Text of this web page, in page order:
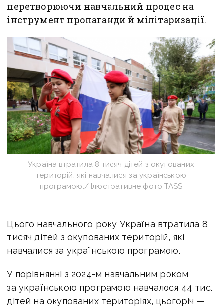
перетворюючи навчальний процес на
інструмент пропаганди й мілітаризації.
Україна втратила 8 тисяч дітей з окупованих
територій, які навчалися за українською
програмою./ Ілюстративне фото TASS
Цього навчального року Україна втратила 8
тисяч дітей з окупованих територій, які
навчалися за українською програмою.
У порівнянні з 2024-м навчальним роком
за українською програмою навчалося 44 тис.
дітей на окупованих територіях, цьогоріч —